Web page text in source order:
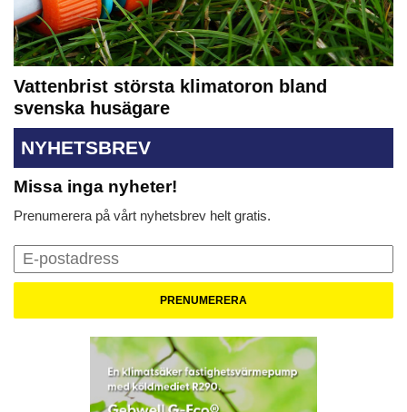
Vattenbrist största klimatoron bland
svenska husägare
NYHETSBREV
Missa inga nyheter!
Prenumerera på vårt nyhetsbrev helt gratis.